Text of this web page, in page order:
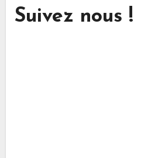
Suivez nous !